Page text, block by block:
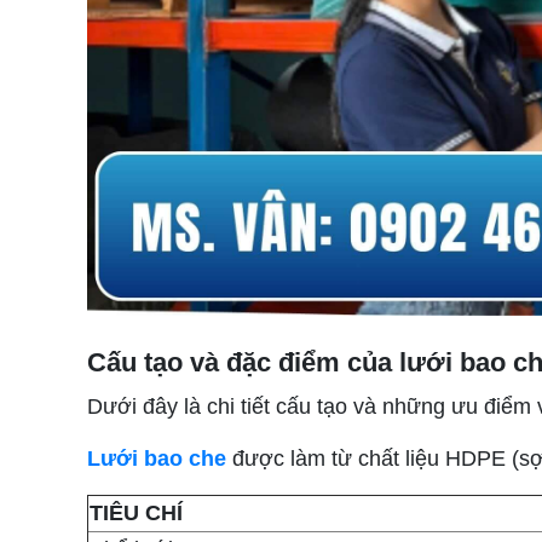
Cấu tạo và đặc điểm của lưới bao
Dưới đây là chi tiết cấu tạo và những ưu
Lưới bao che được làm từ chất liệu HDPE
TIÊU CHÍ